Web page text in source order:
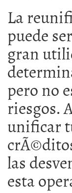
La
puede
gran
pero no
riesgos.
unificar
las
esta